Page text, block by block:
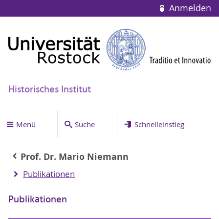
Anmelden
Historisches Institut
Menü Suche Schnelleinstieg
Prof. Dr. Mario Niemann
Publikationen
Publikationen